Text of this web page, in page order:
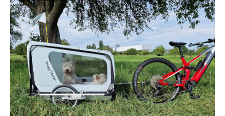
t
?
HLEDAT